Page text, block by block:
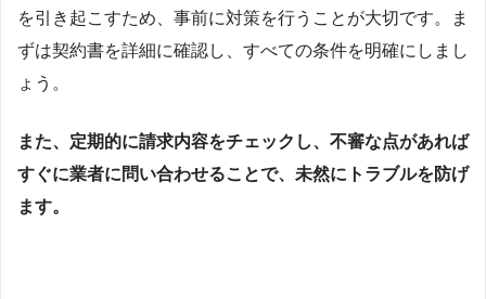
を引き起こすため、事前に対策を行うことが大切です。ま
ずは契約書を詳細に確認し、すべての条件を明確にしまし
ょう。
また、定期的に請求内容をチェックし、不審な点があれば
すぐに業者に問い合わせることで、未然にトラブルを防げ
ます。